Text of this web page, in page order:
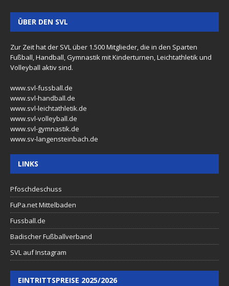
ÜBER DEN SVL
Zur Zeit hat der SVL über 1.500 Mitglieder, die in den Sparten
Fußball, Handball, Gymnastik mit Kinderturnen, Leichtathletik und
Volleyball aktiv sind.
www.svl-fussball.de
www.svl-handball.de
www.svl-leichtathletik.de
www.svl-volleyball.de
www.svl-gymnastik.de
www.sv-langensteinbach.de
LINKS
Pfoschdeschuss
FuPa.net Mittelbaden
Fussball.de
Badischer Fußballverband
SVL auf Instagram
EINTRITTSPREISE 2025/2026